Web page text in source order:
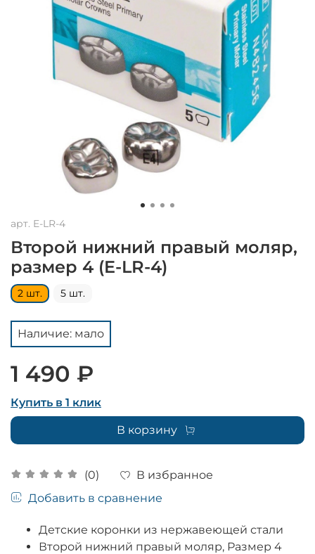
арт. E-LR-4
Второй нижний правый моляр,
размер 4 (E-LR-4)
(0)
В избранное
Добавить в сравнение
2 шт. 5 шт.
Наличие: мало
1 490 ₽
Купить в 1 клик
В корзину
Детские коронки из нержавеющей стали
Второй нижний правый моляр, Размер 4